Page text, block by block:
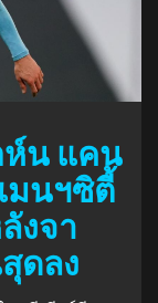
ห์น แคน
มนฯซิตี้
งจา
ดลง